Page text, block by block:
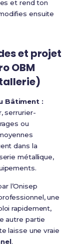
et rend ton
ensuite
et projet
OBM
Bâtiment :
serrurier-
ou
dans la
métallique,
l’Onisep
une
rapidement,
autre partie
laisse une vraie
.